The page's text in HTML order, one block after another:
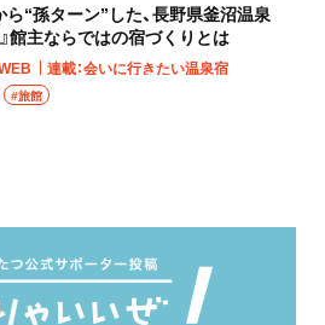
ら“孫ターン”した、長野県釜沼温泉
』館主ならではの宿づくりとは
連載：会いに行きたい温泉宿
#旅館